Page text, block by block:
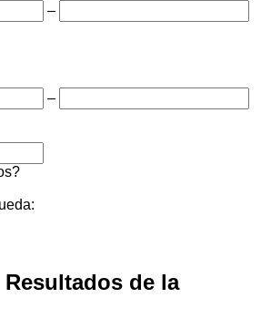
–
–
Resultados de la